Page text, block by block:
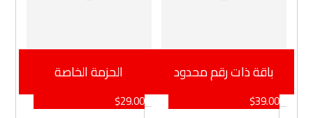
باقة ذات رقم محدود
$39.00
الحزمة الخاصة
$29.00